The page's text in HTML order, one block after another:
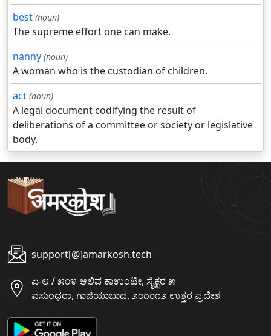
best (noun)
The supreme effort one can make.
nanny (noun)
A woman who is the custodian of children.
act (noun)
A legal document codifying the result of
deliberations of a committee or society or legislative
body.
support[@]amarkosh.tech
ಏ-೮ / ೫೦೪ ಆಲಿವ ಕಾಉಂಟೀ, ಸೈಕ್ಟರ ೫
ವಸುಂಧರಾ, ಗಾಜಿಯಾಬಾದ, ೨೦೧೦೧೨ ಉತ್ತರ ಪ್ರದೇಶ